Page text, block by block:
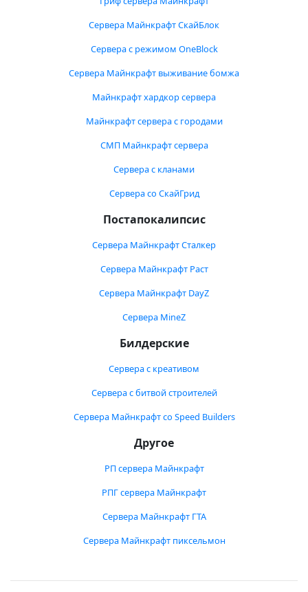
Сервера Майнкрафт СкайБлок
Сервера с режимом OneBlock
Сервера Майнкрафт выживание бомжа
Майнкрафт хардкор сервера
Майнкрафт сервера с городами
СМП Майнкрафт сервера
Сервера с кланами
Сервера со СкайГрид
Постапокалипсис
Сервера Майнкрафт Сталкер
Сервера Майнкрафт Раст
Сервера Майнкрафт DayZ
Сервера MineZ
Билдерские
Сервера с креативом
Сервера с битвой строителей
Сервера Майнкрафт со Speed Builders
Другое
РП сервера Майнкрафт
РПГ сервера Майнкрафт
Сервера Майнкрафт ГТА
Сервера Майнкрафт пиксельмон